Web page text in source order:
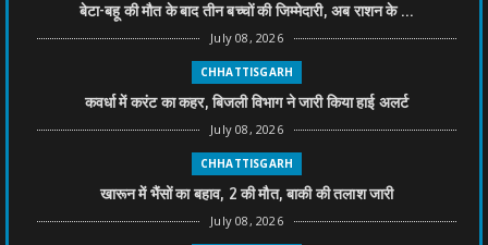
बेटा-बहू की मौत के बाद तीन बच्चों की जिम्मेदारी, अब राशन के ...
July 08, 2026
CHHATTISGARH
कवर्धा में करंट का कहर, बिजली विभाग ने जारी किया हाई अलर्ट
July 08, 2026
CHHATTISGARH
खारून में भैंसों का बहाव, 2 की मौत, बाकी की तलाश जारी
July 08, 2026